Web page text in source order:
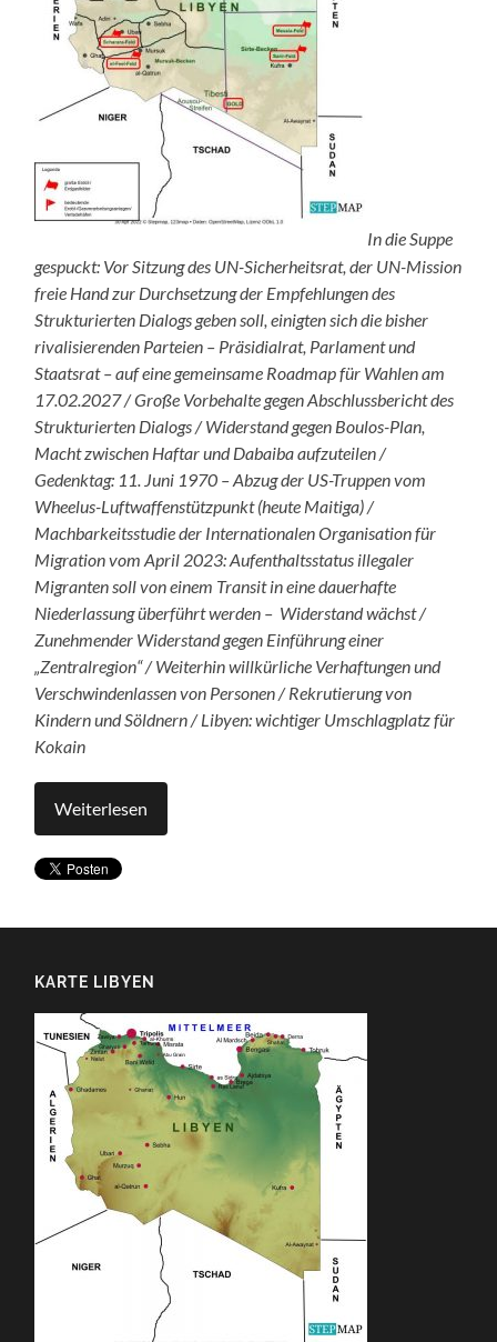
In die Suppe
gespuckt: Vor Sitzung des UN-Sicherheitsrat, der UN-Mission
freie Hand zur Durchsetzung der Empfehlungen des
Strukturierten Dialogs geben soll, einigten sich die bisher
rivalisierenden Parteien – Präsidialrat, Parlament und
Staatsrat – auf eine gemeinsame Roadmap für Wahlen am
17.02.2027 / Große Vorbehalte gegen Abschlussbericht des
Strukturierten Dialogs / Widerstand gegen Boulos-Plan,
Macht zwischen Haftar und Dabaiba aufzuteilen /
Gedenktag: 11. Juni 1970 – Abzug der US-Truppen vom
Wheelus-Luftwaffenstützpunkt (heute Maitiga) /
Machbarkeitsstudie der Internationalen Organisation für
Migration vom April 2023: Aufenthaltsstatus illegaler
Migranten soll von einem Transit in eine dauerhafte
Niederlassung überführt werden – Widerstand wächst /
Zunehmender Widerstand gegen Einführung einer
„Zentralregion“ / Weiterhin willkürliche Verhaftungen und
Verschwindenlassen von Personen / Rekrutierung von
Kindern und Söldnern / Libyen: wichtiger Umschlagplatz für
Kokain
Weiterlesen
KARTE LIBYEN